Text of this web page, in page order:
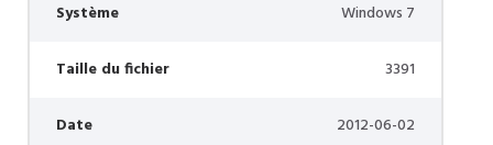
Système Windows 7
Taille du fichier 3391
Date 2012-06-02